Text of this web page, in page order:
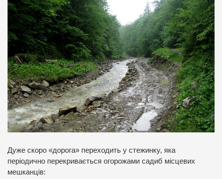
Дуже скоро «дорога» переходить у стежинку, яка
періодично перекривається огорожами садиб місцевих
мешканців: